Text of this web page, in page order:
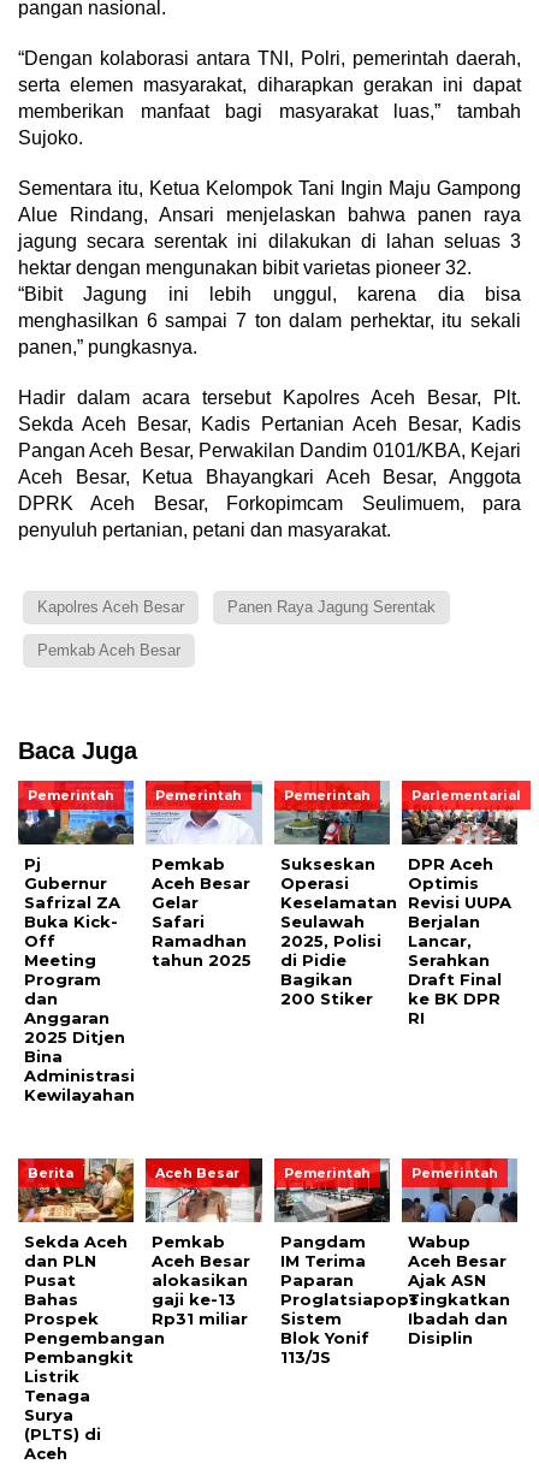
pangan nasional.
“Dengan kolaborasi antara TNI, Polri, pemerintah daerah,
serta elemen masyarakat, diharapkan gerakan ini dapat
memberikan manfaat bagi masyarakat luas,” tambah
Sujoko.
Sementara itu, Ketua Kelompok Tani Ingin Maju Gampong
Alue Rindang, Ansari menjelaskan bahwa panen raya
jagung secara serentak ini dilakukan di lahan seluas 3
hektar dengan mengunakan bibit varietas pioneer 32.
“Bibit Jagung ini lebih unggul, karena dia bisa
menghasilkan 6 sampai 7 ton dalam perhektar, itu sekali
panen,” pungkasnya.
Hadir dalam acara tersebut Kapolres Aceh Besar, Plt.
Sekda Aceh Besar, Kadis Pertanian Aceh Besar, Kadis
Pangan Aceh Besar, Perwakilan Dandim 0101/KBA, Kejari
Aceh Besar, Ketua Bhayangkari Aceh Besar, Anggota
DPRK Aceh Besar, Forkopimcam Seulimuem, para
penyuluh pertanian, petani dan masyarakat.
Kapolres Aceh Besar Panen Raya Jagung Serentak
Pemkab Aceh Besar
Baca Juga
Pemerintah
Pj
Gubernur
Safrizal ZA
Buka Kick-
Off
Meeting
Program
dan
Anggaran
2025 Ditjen
Bina
Administrasi
Kewilayahan
Pemerintah
Pemkab
Aceh Besar
Gelar
Safari
Ramadhan
tahun 2025
Pemerintah
Sukseskan
Operasi
Keselamatan
Seulawah
2025, Polisi
di Pidie
Bagikan
200 Stiker
Parlementarial
DPR Aceh
Optimis
Revisi UUPA
Berjalan
Lancar,
Serahkan
Draft Final
ke BK DPR
RI
Berita
Sekda Aceh
dan PLN
Pusat
Bahas
Prospek
Pengembangan
Pembangkit
Listrik
Tenaga
Surya
(PLTS) di
Aceh
Aceh Besar
Pemkab
Aceh Besar
alokasikan
gaji ke-13
Rp31 miliar
Pemerintah
Pangdam
IM Terima
Paparan
Proglatsiapops
Sistem
Blok Yonif
113/JS
Pemerintah
Wabup
Aceh Besar
Ajak ASN
Tingkatkan
Ibadah dan
Disiplin